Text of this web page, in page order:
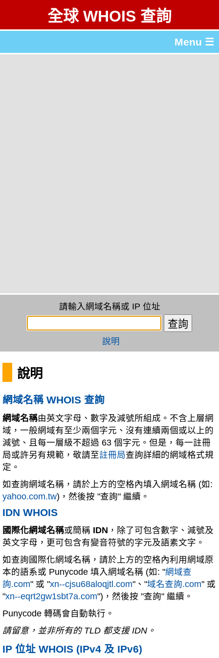
全球 WHOIS 查詢
Menu ☰
請輸入網域名稱或 IP 位址
說明
說明
網域名稱 WHOIS 查詢
網域名稱由英文字母、數字及減號所組成。不含上層網
域，一般網域有至少兩個字元、沒有連續兩個或以上的
減號、且每一層級不超過 63 個字元。但是，每一註冊
局或許另有規範，敬請至註冊局查詢詳細的網域格式規
定。
如查詢網域名稱，請於上方的空格內填入網域名稱 (如:
yahoo.com.tw)，然後按 "查詢" 繼續。
IDN WHOIS
國際化網域名稱或簡稱 IDN ，除了可包含數字、減號及
英文字母，更可包含有變音符號的字元及語素文字。
如查詢國際化網域名稱，請於上方的空格內利用網域原
本的語系或 Punycode 填入網域名稱 (如: "網域查
詢.com" 或 "xn--cjsu68aloqjtl.com"、"域名查詢.com" 或
"xn--eqrt2gw1sbt7a.com")，然後按 "查詢" 繼續。
Punycode 轉碼會自動執行。
請留意，並非所有的 TLD 都支援 IDN。
IP 位址 WHOIS (IPv4 及 IPv6)